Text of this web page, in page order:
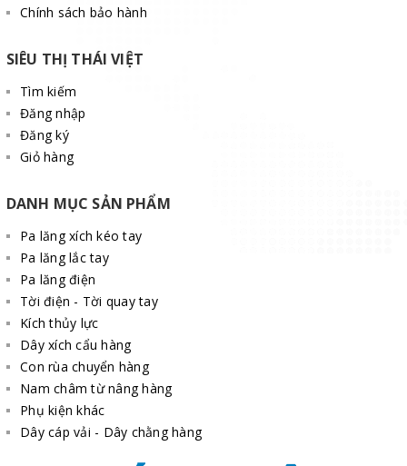
Kiểm tra công tắc điều khiển và công tắc nguồn điện
hoạt động trong tình trạng tốt.
Tra dầu định kỳ 6 tháng/lần.
Chính sách bảo hành
SIÊU THỊ THÁI VIỆT
Tìm kiếm
Đăng nhập
Đăng ký
Giỏ hàng
DANH MỤC SẢN PHẨM
Pa lăng xích kéo tay
Pa lăng lắc tay
Pa lăng điện
Tời điện - Tời quay tay
Kích thủy lực
Dây xích cẩu hàng
Con rùa chuyển hàng
Nam châm từ nâng hàng
Phụ kiện khác
Dây cáp vải - Dây chằng hàng